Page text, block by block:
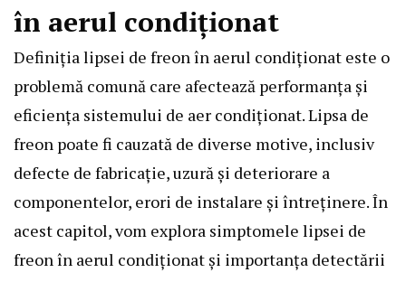
în aerul condiționat
Definiția lipsei de freon în aerul condiționat este o
problemă comună care afectează performanța și
eficiența sistemului de aer condiționat. Lipsa de
freon poate fi cauzată de diverse motive, inclusiv
defecte de fabricație, uzură și deteriorare a
componentelor, erori de instalare și întreținere. În
acest capitol, vom explora simptomele lipsei de
freon în aerul condiționat și importanța detectării